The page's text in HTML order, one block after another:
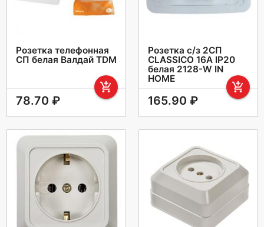
Розетка телефонная
СП белая Валдай TDM
add_shopping_cart
78.70 ₽
Розетка с/з 2СП
CLASSICO 16А IP20
белая 2128-W IN
HOME
add_shopping_cart
165.90 ₽